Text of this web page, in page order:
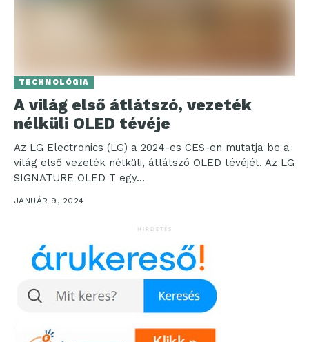
TECHNOLÓGIA
A világ első átlátszó, vezeték
nélküli OLED tévéje
Az LG Electronics (LG) a 2024-es CES-en mutatja be a
világ első vezeték nélküli, átlátszó OLED tévéjét. Az LG
SIGNATURE OLED T egy...
JANUÁR 9, 2024
HIRDETÉS